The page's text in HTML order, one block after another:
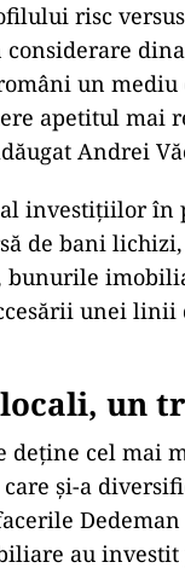
risc
un
apetitul mai
Andrei
investițiilor
de bani
unei
un
deține cel mai
și-a
au investit